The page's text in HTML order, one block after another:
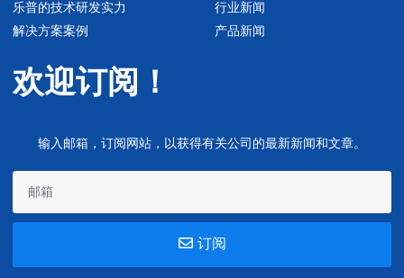
乐普的技术研发实力
解决方案案例
行业新闻
产品新闻
欢迎订阅！
输入邮箱，订阅网站，以获得有关公司的最新新闻和文章。
订阅